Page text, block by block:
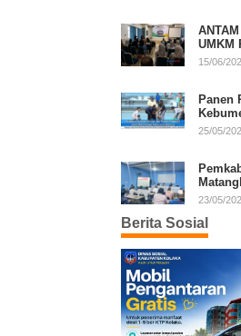
UMKM
15/06/
Panen
25/05/
Kakao
Daerah
23/05/
Berita Sosial